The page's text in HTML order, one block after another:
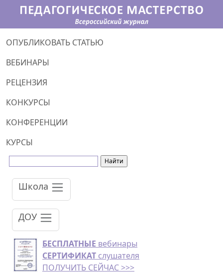
ОПУБЛИКОВАТЬ СТАТЬЮ
ВЕБИНАРЫ
РЕЦЕНЗИЯ
КОНКУРСЫ
КОНФЕРЕНЦИИ
КУРСЫ
Школа
ДОУ
БЕСПЛАТНЫЕ вебинары
СЕРТИФИКАТ слушателя
ПОЛУЧИТЬ СЕЙЧАС >>>